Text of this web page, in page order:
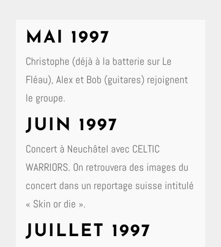
MAI 1997
Christophe (déjà à la batterie sur Le
Fléau), Alex et Bob (guitares) rejoignent
le groupe.
JUIN 1997
Concert à Neuchâtel avec CELTIC
WARRIORS. On retrouvera des images du
concert dans un reportage suisse intitulé
« Skin or die ».
JUILLET 1997